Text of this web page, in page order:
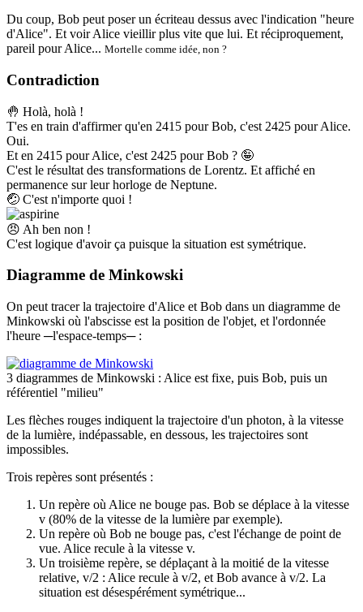
Du coup, Bob peut poser un écriteau dessus avec l'indication "heure
d'Alice". Et voir Alice vieillir plus vite que lui. Et réciproquement,
pareil pour Alice... Mortelle comme idée, non ?
Contradiction
🤚 Holà, holà !
T'es en train d'affirmer qu'en 2415 pour Bob, c'est 2425 pour Alice.
Oui.
Et en 2415 pour Alice, c'est 2425 pour Bob ? 🤪
C'est le résultat des transformations de Lorentz. Et affiché en
permanence sur leur horloge de Neptune.
🤕 C'est n'importe quoi !
😠 Ah ben non !
C'est logique d'avoir ça puisque la situation est symétrique.
Diagramme de Minkowski
On peut tracer la trajectoire d'Alice et Bob dans un diagramme de
Minkowski où l'abscisse est la position de l'objet, et l'ordonnée
l'heure ─l'espace-temps─ :
3 diagrammes de Minkowski : Alice est fixe, puis Bob, puis un
référentiel "milieu"
Les flèches rouges indiquent la trajectoire d'un photon, à la vitesse
de la lumière, indépassable, en dessous, les trajectoires sont
impossibles.
Trois repères sont présentés :
Un repère où Alice ne bouge pas. Bob se déplace à la vitesse
v (80% de la vitesse de la lumière par exemple).
Un repère où Bob ne bouge pas, c'est l'échange de point de
vue. Alice recule à la vitesse v.
Un troisième repère, se déplaçant à la moitié de la vitesse
relative, v/2 : Alice recule à v/2, et Bob avance à v/2. La
situation est désespérément symétrique...